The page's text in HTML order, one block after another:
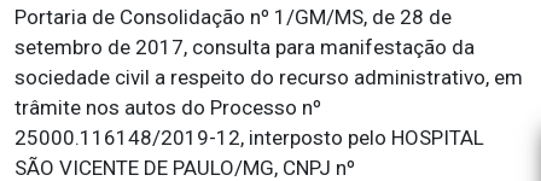
Portaria de Consolidação nº 1/GM/MS, de 28 de
setembro de 2017, consulta para manifestação da
sociedade civil a respeito do recurso administrativo, em
trâmite nos autos do Processo nº
25000.116148/2019-12, interposto pelo HOSPITAL
SÃO VICENTE DE PAULO/MG, CNPJ nº